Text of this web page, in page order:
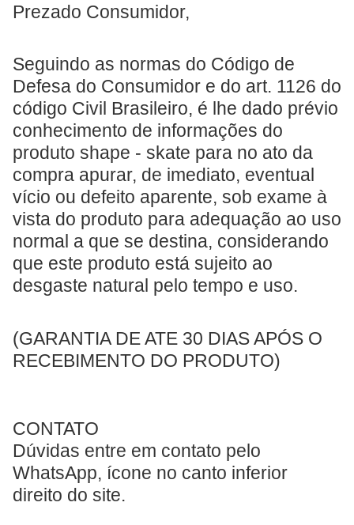
Prezado Consumidor,
Seguindo as normas do Código de
Defesa do Consumidor e do art. 1126 do
código Civil Brasileiro, é lhe dado prévio
conhecimento de informações do
produto shape - skate para no ato da
compra apurar, de imediato, eventual
vício ou defeito aparente, sob exame à
vista do produto para adequação ao uso
normal a que se destina, considerando
que este produto está sujeito ao
desgaste natural pelo tempo e uso.
(GARANTIA DE ATE 30 DIAS APÓS O
RECEBIMENTO DO PRODUTO)
CONTATO
Dúvidas entre em contato pelo
WhatsApp, ícone no canto inferior
direito do site.